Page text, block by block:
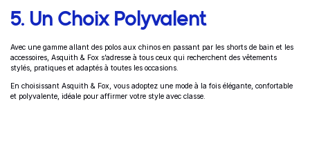
5. Un Choix Polyvalent
Avec une gamme allant des polos aux chinos en passant par les shorts de bain et les
accessoires, Asquith & Fox s’adresse à tous ceux qui recherchent des vêtements
stylés, pratiques et adaptés à toutes les occasions.
En choisissant Asquith & Fox, vous adoptez une mode à la fois élégante, confortable
et polyvalente, idéale pour affirmer votre style avec classe.